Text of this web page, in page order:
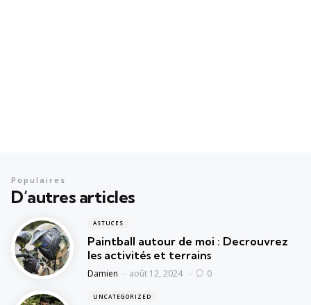
D’autres articles
Populaires
ASTUCES
Paintball autour de moi : Decrouvrez
les activités et terrains
Posted
Damien août 12, 2024 0
UNCATEGORIZED